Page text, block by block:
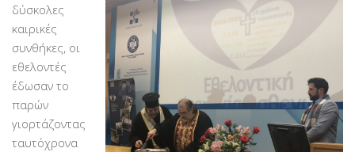
Εθελοντές
Γίνε εθελοντής
Εκπαίδευση
Θεωρητική
Πρακτική
Υποστήριξη
δύσκολες
καιρικές
συνθήκες, οι
εθελοντές
έδωσαν το
παρών
γιορτάζοντας
ταυτόχρονα